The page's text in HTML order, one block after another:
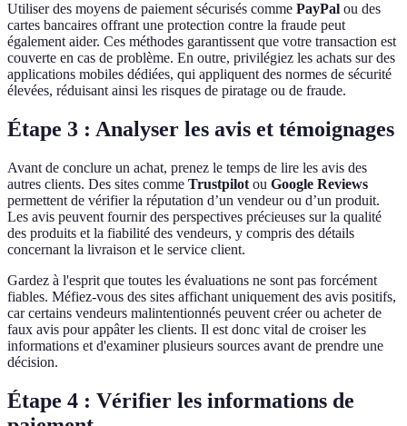
Utiliser des moyens de paiement sécurisés comme PayPal ou des
cartes bancaires offrant une protection contre la fraude peut
également aider. Ces méthodes garantissent que votre transaction est
couverte en cas de problème. En outre, privilégiez les achats sur des
applications mobiles dédiées, qui appliquent des normes de sécurité
élevées, réduisant ainsi les risques de piratage ou de fraude.
Étape 3 : Analyser les avis et témoignages
Avant de conclure un achat, prenez le temps de lire les avis des
autres clients. Des sites comme Trustpilot ou Google Reviews
permettent de vérifier la réputation d’un vendeur ou d’un produit.
Les avis peuvent fournir des perspectives précieuses sur la qualité
des produits et la fiabilité des vendeurs, y compris des détails
concernant la livraison et le service client.
Gardez à l'esprit que toutes les évaluations ne sont pas forcément
fiables. Méfiez-vous des sites affichant uniquement des avis positifs,
car certains vendeurs malintentionnés peuvent créer ou acheter de
faux avis pour appâter les clients. Il est donc vital de croiser les
informations et d'examiner plusieurs sources avant de prendre une
décision.
Étape 4 : Vérifier les informations de